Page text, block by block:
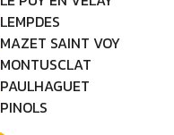
LEMPDES
MAZET SAINT VOY
MONTUSCLAT
PAULHAGUET
PINOLS